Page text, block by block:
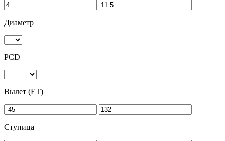
Диаметр
PCD
Вылет (ET)
Ступица